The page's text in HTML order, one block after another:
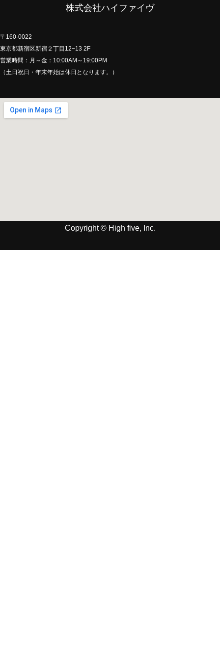
株式会社ハイファイヴ
〒160-0022
東京都新宿区新宿２丁目12−13 2F
営業時間：月～金：10:00AM～19:00PM
（土日祝日・年末年始は休日となります。）
Copyright © High five, Inc.